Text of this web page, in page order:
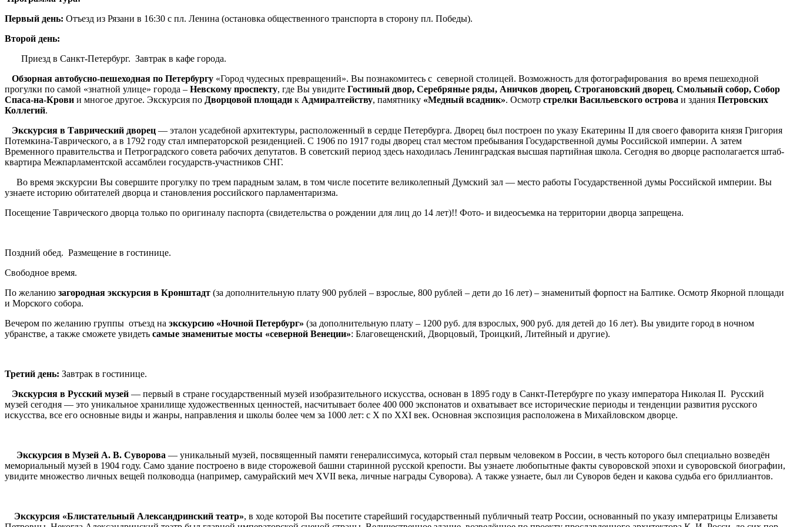
Первый день: Отъезд из Рязани в 16:30 с пл. Ленина (остановка общественного транспорта в сторону пл. Победы).
Второй день:
Приезд в Санкт-Петербург. Завтрак в кафе города.
Обзорная автобусно-пешеходная по Петербургу «Город чудесных превращений». Вы познакомитесь с северной столицей. Возможность для фотографирования во время пешеходной
прогулки по самой «знатной улице» города – Невскому проспекту, где Вы увидите Гостиный двор, Серебряные ряды, Аничков дворец, Строгановский дворец, Смольный собор, Собор
Спаса-на-Крови и многое другое. Экскурсия по Дворцовой площади к Адмиралтейству, памятнику «Медный всадник». Осмотр стрелки Васильевского острова и здания Петровских
Коллегий.
Экскурсия в Таврический дворец — эталон усадебной архитектуры, расположенный в сердце Петербурга. Дворец был построен по указу Екатерины II для своего фаворита князя Григория
Потемкина-Таврического, а в 1792 году стал императорской резиденцией. С 1906 по 1917 годы дворец стал местом пребывания Государственной думы Российской империи. А затем
Временного правительства и Петроградского совета рабочих депутатов. В советский период здесь находилась Ленинградская высшая партийная школа. Сегодня во дворце располагается штаб-
квартира Межпарламентской ассамблеи государств-участников СНГ.
Во время экскурсии Вы совершите прогулку по трем парадным залам, в том числе посетите великолепный Думский зал — место работы Государственной думы Российской империи. Вы
узнаете историю обитателей дворца и становления российского парламентаризма.
Посещение Таврического дворца только по оригиналу паспорта (свидетельства о рождении для лиц до 14 лет)!! Фото- и видеосъемка на территории дворца запрещена.
Поздний обед. Размещение в гостинице.
Свободное время.
По желанию загородная экскурсия в Кронштадт (за дополнительную плату 900 рублей – взрослые, 800 рублей – дети до 16 лет) – знаменитый форпост на Балтике. Осмотр Якорной площади
и Морского собора.
Вечером по желанию группы отъезд на экскурсию «Ночной Петербург» (за дополнительную плату – 1200 руб. для взрослых, 900 руб. для детей до 16 лет). Вы увидите город в ночном
убранстве, а также сможете увидеть самые знаменитые мосты «северной Венеции»: Благовещенский, Дворцовый, Троицкий, Литейный и другие).
Третий день: Завтрак в гостинице.
Экскурсия в Русский музей — первый в стране государственный музей изобразительного искусства, основан в 1895 году в Санкт-Петербурге по указу императора Николая II. Русский
музей сегодня — это уникальное хранилище художественных ценностей, насчитывает более 400 000 экспонатов и охватывает все исторические периоды и тенденции развития русского
искусства, все его основные виды и жанры, направления и школы более чем за 1000 лет: с X по XXI век. Основная экспозиция расположена в Михайловском дворце.
Экскурсия в Музей А. В. Суворова — уникальный музей, посвященный памяти генералиссимуса, который стал первым человеком в России, в честь которого был специально возведён
мемориальный музей в 1904 году. Само здание построено в виде сторожевой башни старинной русской крепости. Вы узнаете любопытные факты суворовской эпохи и суворовской биографии,
увидите множество личных вещей полководца (например, самурайский меч XVII века, личные награды Суворова). А также узнаете, был ли Суворов беден и какова судьба его бриллиантов.
Экскурсия «Блистательный Александринский театр», в ходе которой Вы посетите старейший государственный публичный театр России, основанный по указу императрицы Елизаветы